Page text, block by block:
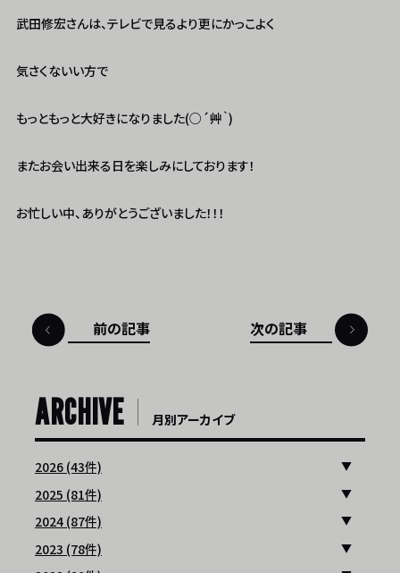
武田修宏さんは、テレビで見るより更にかっこよく
気さくないい方で
もっともっと大好きになりました(○´艸｀)
またお会い出来る日を楽しみにしております！
お忙しい中、ありがとうございました！！！
前の記事 次の記事
ARCHIVE 月別アーカイブ
2026 (43件)
2025 (81件)
2024 (87件)
2023 (78件)